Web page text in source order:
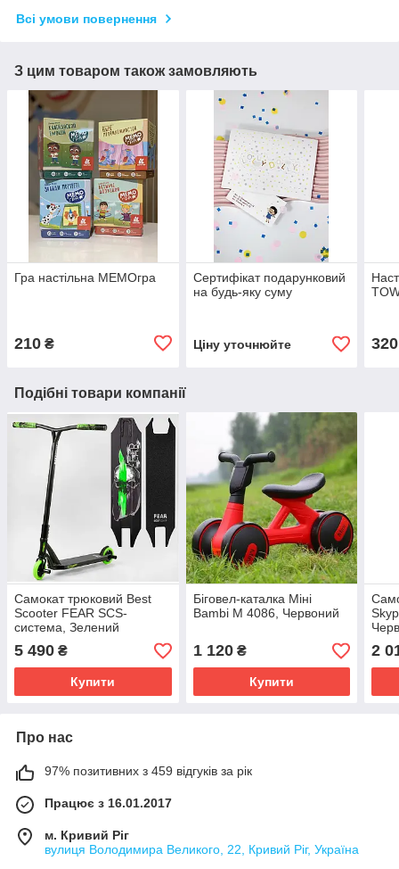
Всі умови повернення
З цим товаром також замовляють
Гра настільна МЕМОгра
210 ₴
Сертифікат подарунковий
на будь-яку суму
Ціну уточнюйте 320
Подібні товари компанії
Самокат трюковий Best
Scooter FEAR SCS-
система, Зелений
МТ-60611
5 490 ₴
Купити
Біговел-каталка Міні
Bambi M 4086, Червоний
1 120₴
Купити
2
Про нас
97% позитивних з 459 відгуків за рік
Працює з 16.01.2017
м. Кривий Ріг
вулиця Володимира Великого, 22, Кривий Ріг, Україна